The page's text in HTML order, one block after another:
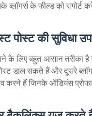
के फील्ड को सपोर्ट
पोस्ट की सुविधा
के लिए बहुत आसान तरीका है
डाल सकते हैं और दूसरे
करने हैं जिनके ऑडियंस